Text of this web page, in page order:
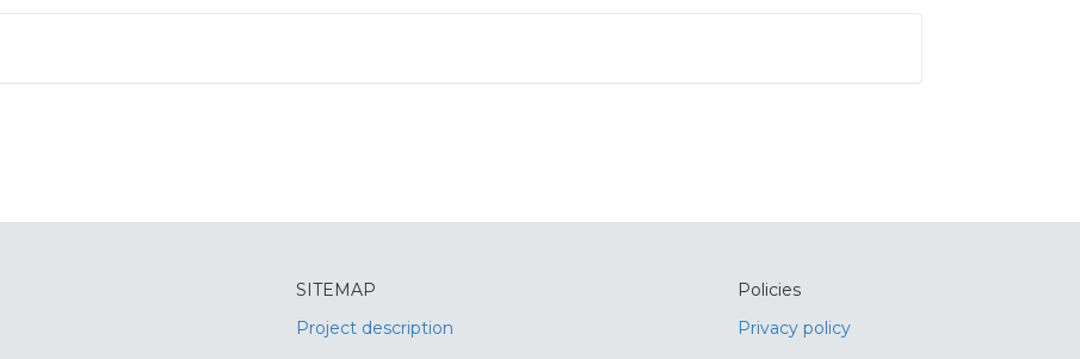
SITEMAP
Project description
Policies
Privacy policy